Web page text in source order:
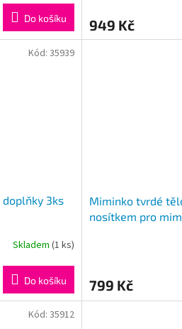
Do košíku 949 Kč
3ks
Skladem (1 ks)
Do košíku
Kód: 35939
Miminko tvrdé
nosítkem pro
799 Kč
Kód: 35912